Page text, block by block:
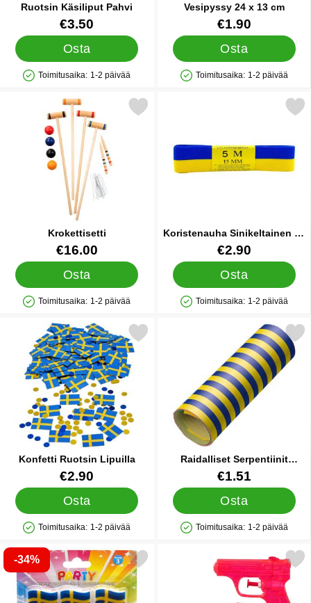
Ruotsin Käsiliput Pahvi
Tuote.nro 27939
€3.50
Osta
Saatavuus: Varastossa
Toimitusaika: 1-2 päivää
Vesipyssy 24 x 13 cm
Tuote.nro 91771
€1.90
Osta
Saatavuus: Varastossa
Toimitusaika: 1-2 päivää
Krokettisetti
Tuote.nro 22056
€16.00
Osta
Saatavuus: Varastossa
Toimitusaika: 1-2 päivää
Merkitse krokettisetti suosikiksi
Koristenauha Sinikeltainen 15
mm
Tuote.nro 27947
€2.90
Osta
Saatavuus: Varastossa
Toimitusaika: 1-2 päivää
Merkitse koristenauha
Konfetti Ruotsin Lipuilla
Tuote.nro 14814
€2.90
Osta
Saatavuus: Varastossa
Toimitusaika: 1-2 päivää
Merkitse konfetti Ruotsin Lipuilla suosikiksi
Raidalliset Serpentiinit
Sininen/Keltainen 4 m
Tuote.nro 90900
€1.51
Osta
Saatavuus: Varastossa
Toimitusaika: 1-2 päivää
Merkitse raidalliset Serpentiinit
-34%
Merkitse kakkukynttilät Ruotsin Lippu suosikiksi
Merkitse pienet